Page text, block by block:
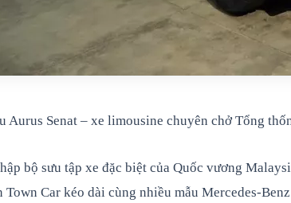
Aurus Senat – xe limousine chuyên chở Tổng
bộ sưu tập xe đặc biệt của Quốc vương
Car kéo dài cùng nhiều mẫu Mercedes-